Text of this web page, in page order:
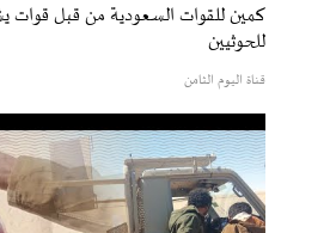
كمين للقوات السعودية من قبل قوات
للحوثيين
قناة اليوم الثامن